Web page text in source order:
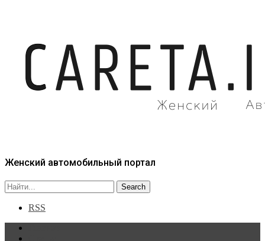
Женский автомобильный портал
RSS